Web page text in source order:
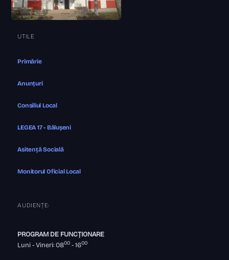
UTILE
Primărie
Anunțuri
Consiliul Local
LEGEA 17 - Bălușeni
Asitență Socială
Monitorul Oficial Local
AUDIENȚE:
PROGRAM DE FUNCȚIONARE
Luni - Vineri: 0800 - 1600